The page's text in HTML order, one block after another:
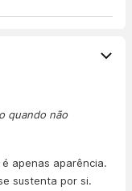
quando não
apenas aparência.
sustenta por si.